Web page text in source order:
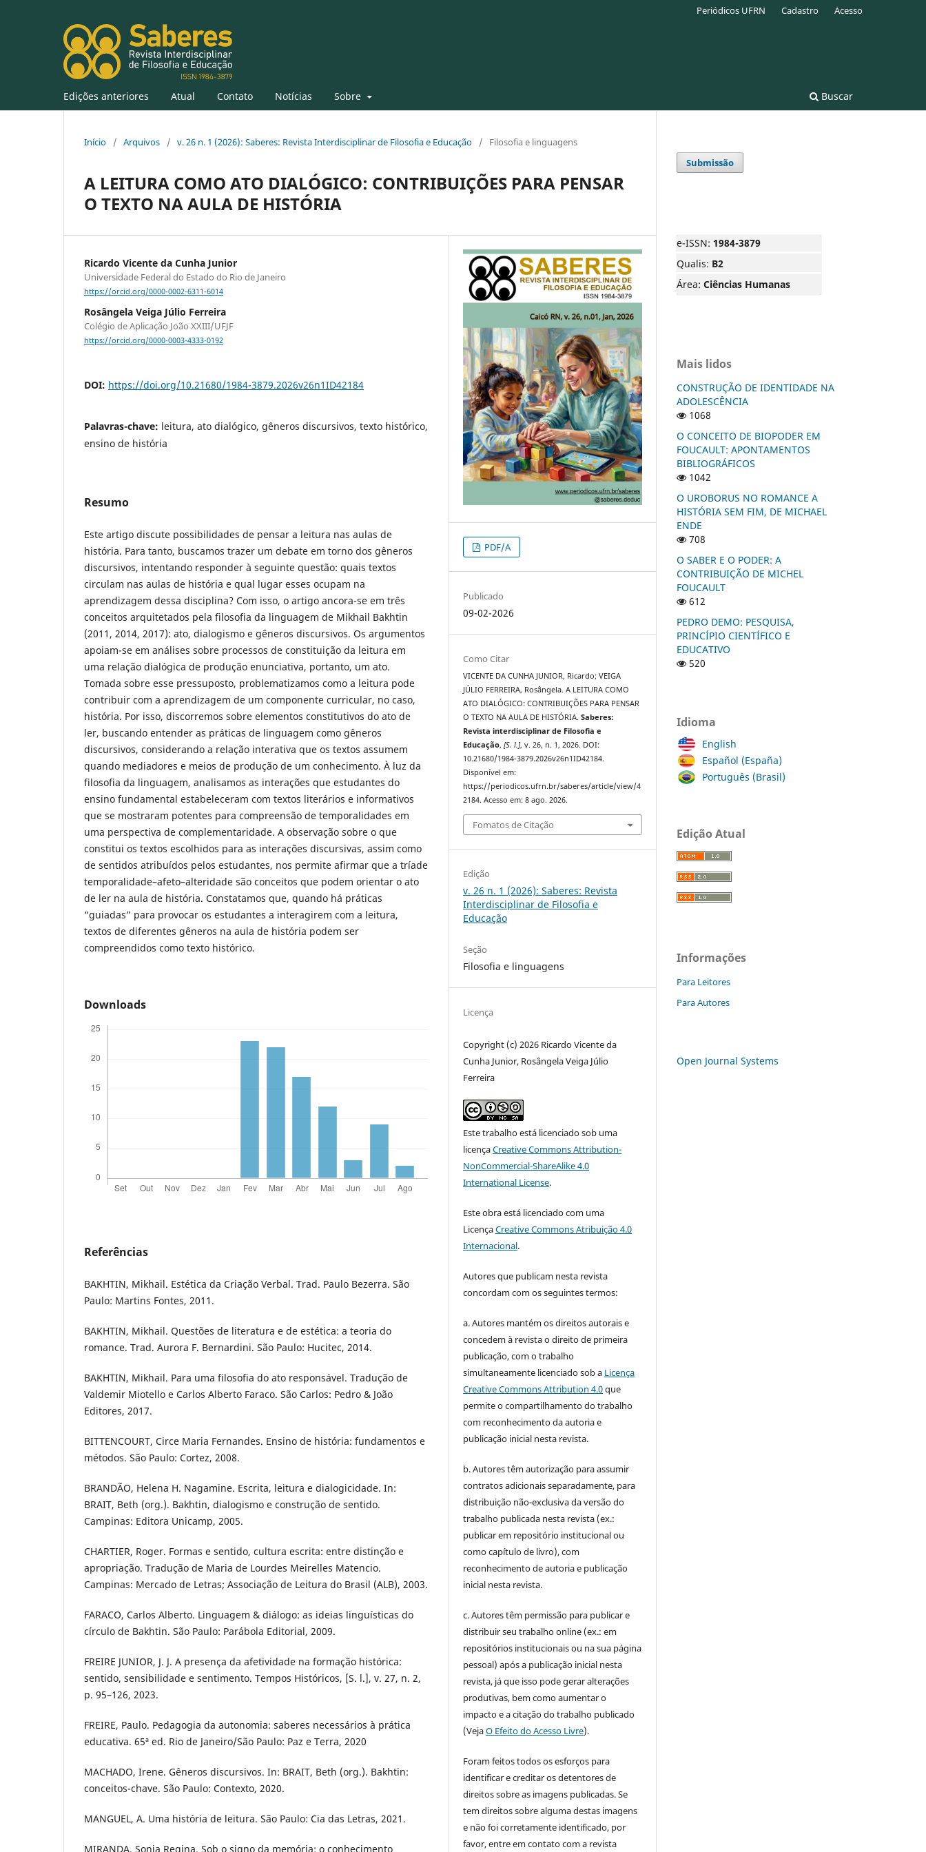
Edições anteriores Atual Contato Notícias Sobre Buscar
Periódicos UFRN Cadastro Acesso
Início / Arquivos / v. 26 n. 1 (2026): Saberes: Revista Interdisciplinar de Filosofia e Educação / Filosofia e linguagens
A LEITURA COMO ATO DIALÓGICO: CONTRIBUIÇÕES PARA PENSAR
O TEXTO NA AULA DE HISTÓRIA
Ricardo Vicente da Cunha Junior
Universidade Federal do Estado do Rio de Janeiro
https://orcid.org/0000-0002-6311-6014
Rosângela Veiga Júlio Ferreira
Colégio de Aplicação João XXIII/UFJF
https://orcid.org/0000-0003-4333-0192
DOI: https://doi.org/10.21680/1984-3879.2026v26n1ID42184
Palavras-chave: leitura, ato dialógico, gêneros discursivos, texto histórico,
ensino de história
Resumo
Este artigo discute possibilidades de pensar a leitura nas aulas de
história. Para tanto, buscamos trazer um debate em torno dos gêneros
discursivos, intentando responder à seguinte questão: quais textos
circulam nas aulas de história e qual lugar esses ocupam na
aprendizagem dessa disciplina? Com isso, o artigo ancora-se em três
conceitos arquitetados pela filosofia da linguagem de Mikhail Bakhtin
(2011, 2014, 2017): ato, dialogismo e gêneros discursivos. Os argumentos
apoiam-se em análises sobre processos de constituição da leitura em
uma relação dialógica de produção enunciativa, portanto, um ato.
Tomada sobre esse pressuposto, problematizamos como a leitura pode
contribuir com a aprendizagem de um componente curricular, no caso,
história. Por isso, discorremos sobre elementos constitutivos do ato de
ler, buscando entender as práticas de linguagem como gêneros
discursivos, considerando a relação interativa que os textos assumem
quando mediadores e meios de produção de um conhecimento. À luz da
filosofia da linguagem, analisamos as interações que estudantes do
ensino fundamental estabeleceram com textos literários e informativos
que se mostraram potentes para compreensão de temporalidades em
uma perspectiva de complementaridade. A observação sobre o que
constitui os textos escolhidos para as interações discursivas, assim como
de sentidos atribuídos pelos estudantes, nos permite afirmar que a tríade
temporalidade–afeto–alteridade são conceitos que podem orientar o ato
de ler na aula de história. Constatamos que, quando há práticas
“guiadas” para provocar os estudantes a interagirem com a leitura,
textos de diferentes gêneros na aula de história podem ser
compreendidos como texto histórico.
Downloads
Referências
BAKHTIN, Mikhail. Estética da Criação Verbal. Trad. Paulo Bezerra. São
Paulo: Martins Fontes, 2011.
BAKHTIN, Mikhail. Questões de literatura e de estética: a teoria do
romance. Trad. Aurora F. Bernardini. São Paulo: Hucitec, 2014.
BAKHTIN, Mikhail. Para uma filosofia do ato responsável. Tradução de
Valdemir Miotello e Carlos Alberto Faraco. São Carlos: Pedro & João
Editores, 2017.
BITTENCOURT, Circe Maria Fernandes. Ensino de história: fundamentos e
métodos. São Paulo: Cortez, 2008.
BRANDÃO, Helena H. Nagamine. Escrita, leitura e dialogicidade. In:
BRAIT, Beth (org.). Bakhtin, dialogismo e construção de sentido.
Campinas: Editora Unicamp, 2005.
CHARTIER, Roger. Formas e sentido, cultura escrita: entre distinção e
apropriação. Tradução de Maria de Lourdes Meirelles Matencio.
Campinas: Mercado de Letras; Associação de Leitura do Brasil (ALB), 2003.
FARACO, Carlos Alberto. Linguagem & diálogo: as ideias linguísticas do
círculo de Bakhtin. São Paulo: Parábola Editorial, 2009.
FREIRE JUNIOR, J. J. A presença da afetividade na formação histórica:
sentido, sensibilidade e sentimento. Tempos Históricos, [S. l.], v. 27, n. 2,
p. 95–126, 2023.
FREIRE, Paulo. Pedagogia da autonomia: saberes necessários à prática
educativa. 65ª ed. Rio de Janeiro/São Paulo: Paz e Terra, 2020
MACHADO, Irene. Gêneros discursivos. In: BRAIT, Beth (org.). Bakhtin:
conceitos-chave. São Paulo: Contexto, 2020.
MANGUEL, A. Uma história de leitura. São Paulo: Cia das Letras, 2021.
MIRANDA, Sonia Regina. Sob o signo da memória: o conhecimento
PDF/A
Publicado
09-02-2026
Como Citar
VICENTE DA CUNHA JUNIOR, Ricardo; VEIGA
JÚLIO FERREIRA, Rosângela. A LEITURA COMO
ATO DIALÓGICO: CONTRIBUIÇÕES PARA PENSAR
O TEXTO NA AULA DE HISTÓRIA.Saberes:
Revista interdisciplinar de Filosofia e
Educação,[S. l.], v. 26, n. 1, 2026. DOI:
10.21680/1984-3879.2026v26n1ID42184.
Disponível em:
https://periodicos.ufrn.br/saberes/article/view/4
2184. Acesso em: 8 ago. 2026.
Fomatos de Citação
Edição
v. 26 n. 1 (2026): Saberes: Revista
Interdisciplinar de Filosofia e
Educação
Seção
Filosofia e linguagens
Licença
Copyright (c) 2026 Ricardo Vicente da
Cunha Junior, Rosângela Veiga Júlio
Ferreira
Este trabalho está licenciado sob uma
licençaCreative Commons Attribution-
NonCommercial-ShareAlike 4.0
International License.
Este obra está licenciado com uma
LicençaCreative Commons Atribuição 4.0
Internacional.
Autores que publicam nesta revista
concordam com os seguintes termos:
a. Autores mantém os direitos autorais e
concedem à revista o direito de primeira
publicação, com o trabalho
simultaneamente licenciado sob a Licença
Creative Commons Attribution 4.0que
permite o compartilhamento do trabalho
com reconhecimento da autoria e
publicação inicial nesta revista.
b. Autores têm autorização para assumir
contratos adicionais separadamente, para
distribuição não-exclusiva da versão do
trabalho publicada nesta revista (ex.:
publicar em repositório institucional ou
como capítulo de livro), com
reconhecimento de autoria e publicação
inicial nesta revista.
c. Autores têm permissão para publicar e
distribuir seu trabalho online (ex.: em
repositórios institucionais ou na sua página
pessoal) após a publicação inicial nesta
revista, já que isso pode gerar alterações
produtivas, bem como aumentar o
impacto e a citação do trabalho publicado
(VejaO Efeito do Acesso Livre).
Foram feitos todos os esforços para
identificar e creditar os detentores de
direitos sobre as imagens publicadas. Se
tem direitos sobre alguma destas imagens
e não foi corretamente identificado, por
favor, entre em contato com a revista
Submissão
e-ISSN: 1984-3879
Qualis: B2
Área: Ciências Humanas
Mais lidos
CONSTRUÇÃO DE IDENTIDADE NA
ADOLESCÊNCIA
1068
O CONCEITO DE BIOPODER EM
FOUCAULT: APONTAMENTOS
BIBLIOGRÁFICOS
1042
O UROBORUS NO ROMANCE A
HISTÓRIA SEM FIM, DE MICHAEL
ENDE
708
O SABER E O PODER: A
CONTRIBUIÇÃO DE MICHEL
FOUCAULT
612
PEDRO DEMO: PESQUISA,
PRINCÍPIO CIENTÍFICO E
EDUCATIVO
520
Idioma
English
Español (España)
Português (Brasil)
Edição Atual
Informações
Para Leitores
Para Autores
Open Journal Systems